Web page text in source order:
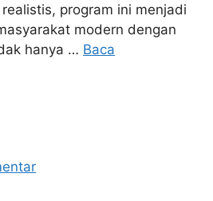
program ini menjadi
modern dengan
hanya … Baca